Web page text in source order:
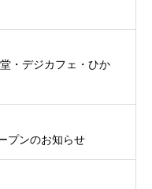
・デジカフェ・ひか
プンのお知らせ